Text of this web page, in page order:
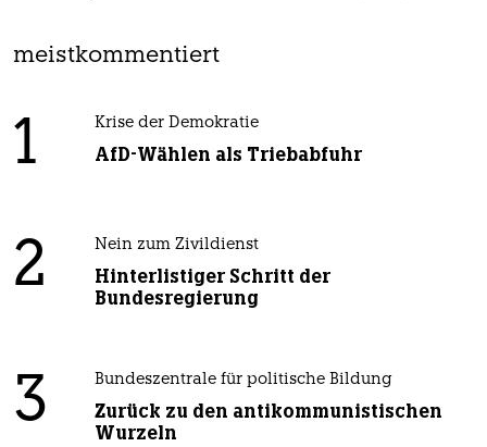
meistkommentiert
1 Krise der Demokratie
AfD-Wählen als Triebabfuhr
2 Nein zum Zivildienst
Hinterlistiger Schritt der
Bundesregierung
3 Bundeszentrale für politische Bildung
Zurück zu den antikommunistischen
Wurzeln